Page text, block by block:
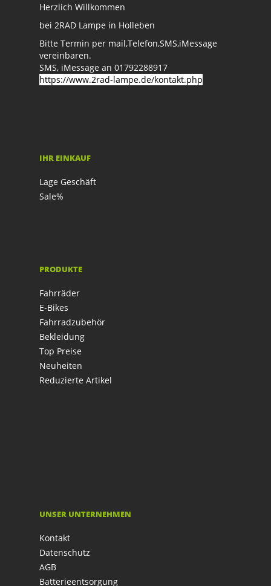
Herzlich Willkommen
bei 2RAD Lampe in Holleben
Bitte Termin per mail,Telefon,SMS,iMessage
vereinbaren.
SMS, iMessage an 01792288917
https://www.2rad-lampe.de/kontakt.php
IHR EINKAUF
Lage Geschäft
Sale%
PRODUKTE
Fahrräder
E-Bikes
Fahrradzubehör
Bekleidung
Top Preise
Neuheiten
Reduzierte Artikel
UNSER UNTERNEHMEN
Kontakt
Datenschutz
AGB
Batterieentsorgung